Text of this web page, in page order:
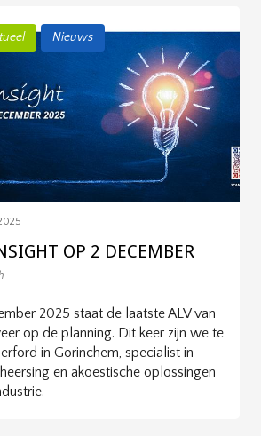
Nieuws
OP 2 DECEMBER
2025 staat de laatste ALV van
op de planning. Dit keer zijn we te
in Gorinchem, specialist in
en akoestische oplossingen